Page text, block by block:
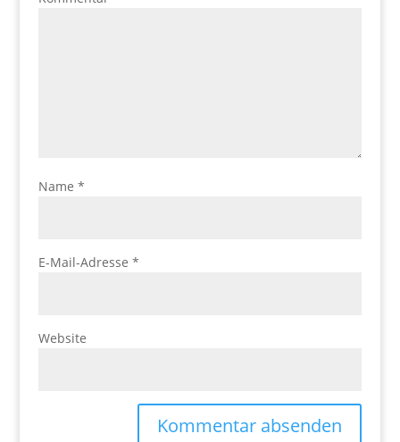
Name *
E-Mail-Adresse *
Website